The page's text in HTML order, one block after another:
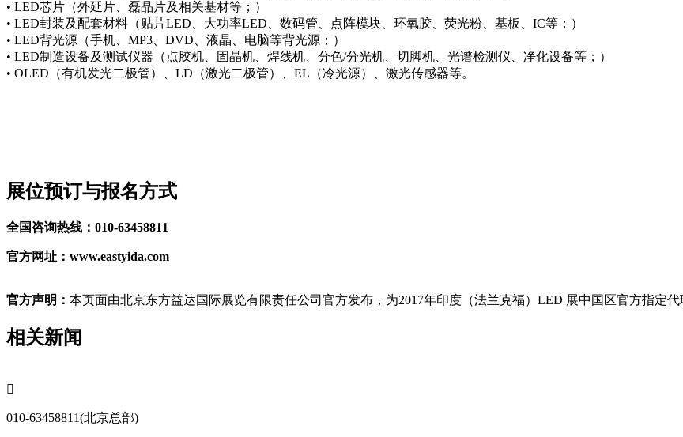
• LED芯片（外延片、磊晶片及相关基材等；）
• LED封装及配套材料（贴片LED、大功率LED、数码管、点阵模块、环氧胶、荧光粉、基板、 IC等；）
• LED背光源（手机、 MP3、 DVD、液晶、电脑等背光源；）
• LED制造设备及测试仪器（点胶机、固晶机、焊线机、分色/分光机、切脚机、光谱检测仪、净化设备等；）
• OLED （有机发光二极管）、 LD （激光二极管）、 EL （冷光源）、激光传感器等。
展位预订与报名方式
全国咨询热线：010-63458811
官方网址：www.eastyida.com
官方声明： 本页面由北京东方益达国际展览有限责任公司官方发布，为2017年印度（法兰克福）LED 展中国区官方指定
相关新闻

010-63458811(北京总部)